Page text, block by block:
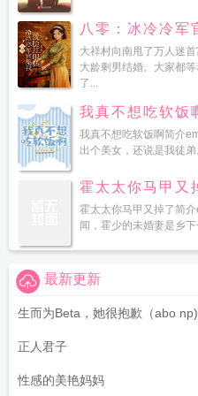
八零：冰冷冷军
大祥村向南甩了万人迷
大龄剩男结婚。大家都
了...
我真不想吃软饭
我真不想吃软饭啊简介
出个美女，还说是我徒
霍太太你马甲又
霍太太你马甲又掉了简
闻，霍少的未婚妻是乡
最新更新
生而为Beta，她很抱歉（abo np)
正人君子
性感的美艳妈妈